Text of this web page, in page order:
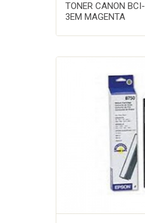
TONER CANON BCI-
3EM MAGENTA